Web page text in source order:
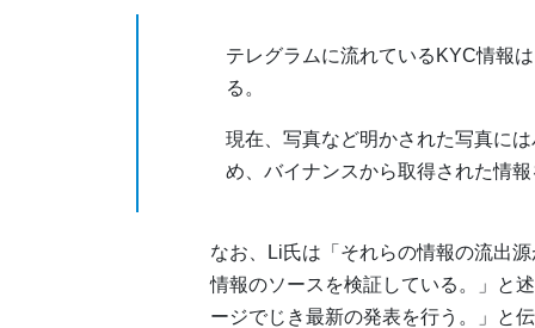
テレグラムに流れているKYC情報
る。
現在、写真など明かされた写真に
め、バイナンスから取得された情
なお、Li氏は「それらの情報の流出
情報のソースを検証している。」と
ージでじき最新の発表を行う。」と